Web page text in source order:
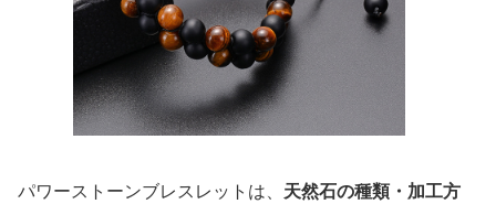
パワーストーンブレスレットは、 天然石の種類・加工方